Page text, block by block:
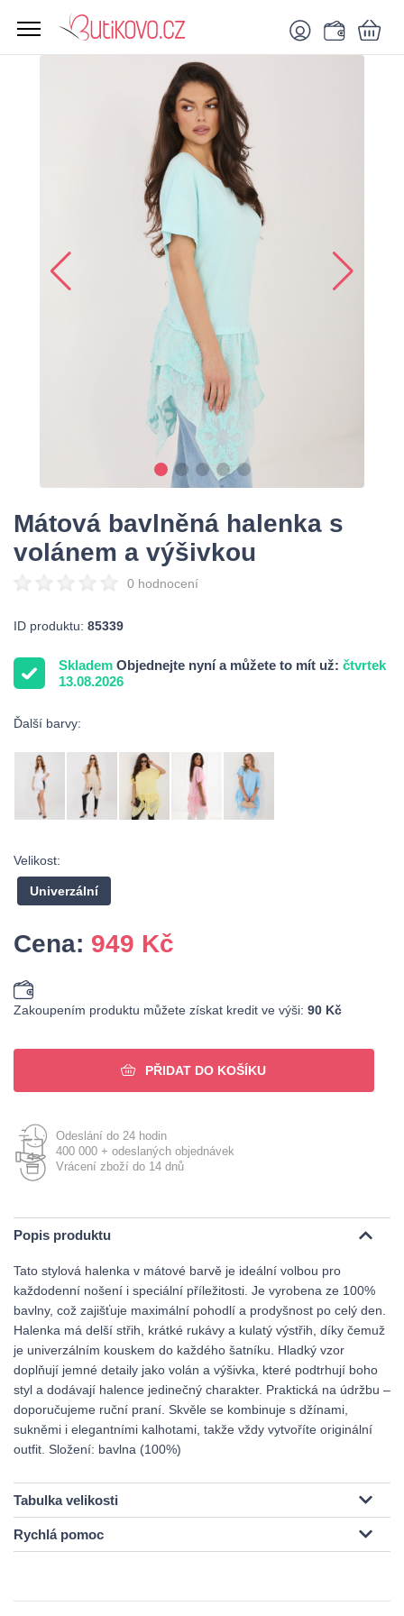
Mátová bavlněná halenka s
volánem a výšivkou
0 hodnocení
ID produktu: 85339
Skladem Objednejte nyní a můžete to mít už: čtvrtek
13.08.2026
Ďalší barvy:
Velikost:
Univerzální
Cena: 949 Kč
Zakoupením produktu můžete získat kredit ve výši: 90 Kč
PŘIDAT DO KOŠÍKU
Odeslání do 24 hodin
400 000 + odeslaných objednávek
Vrácení zboží do 14 dnů
Popis produktu
Tato stylová halenka v mátové barvě je ideální volbou pro
každodenní nošení i speciální příležitosti. Je vyrobena ze 100%
bavlny, což zajišťuje maximální pohodlí a prodyšnost po celý den.
Halenka má delší střih, krátké rukávy a kulatý výstřih, díky čemuž
je univerzálním kouskem do každého šatníku. Hladký vzor
doplňují jemné detaily jako volán a výšivka, které podtrhují boho
styl a dodávají halence jedinečný charakter. Praktická na údržbu –
doporučujeme ruční praní. Skvěle se kombinuje s džínami,
sukněmi i elegantními kalhotami, takže vždy vytvoříte originální
outfit. Složení: bavlna (100%)
Tabulka velikosti
Rychlá pomoc